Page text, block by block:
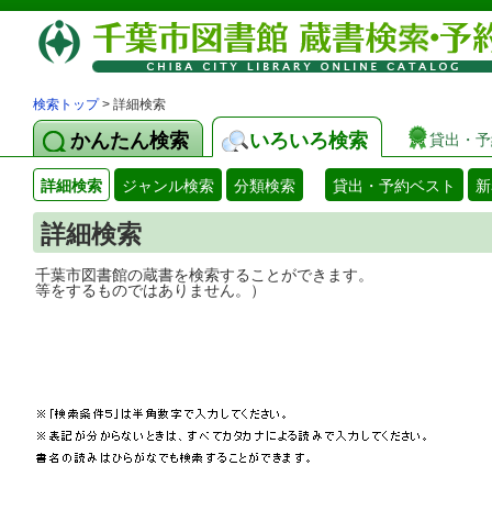
検索トップ> 詳細検索
かんたん検索 いろいろ検索 貸出・
詳細検索 ジャンル検索 分類検索 貸出・予約ベスト
詳細検索
千葉市図書館の蔵書を検索することがで
等をするものではありません。）